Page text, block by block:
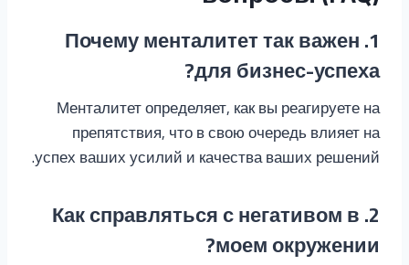
1. Почему менталитет так важен
для бизнес-успеха?
Менталитет определяет, как вы реагируете на
препятствия, что в свою очередь влияет на
успех ваших усилий и качества ваших решений.
2. Как справляться с негативом в
моем окружении?